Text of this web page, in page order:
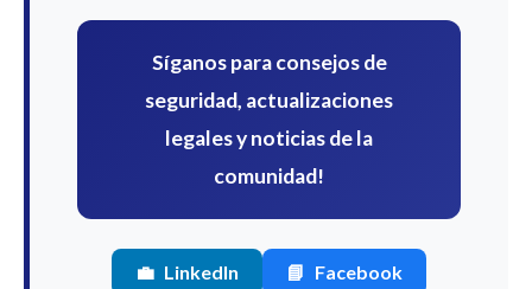
Síganos para consejos de
seguridad, actualizaciones
legales y noticias de la
comunidad!
💼 LinkedIn 📘 Facebook